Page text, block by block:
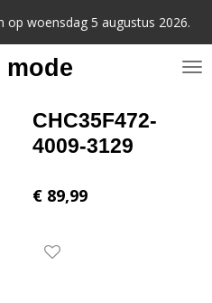
mode
5 augustus 2026.
CHC35F472-
4009-3129
€ 89,99